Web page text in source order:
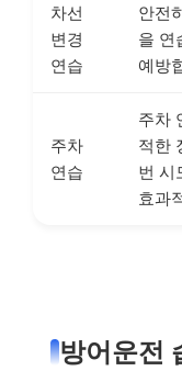
차선
변경
연습
안전
을 연
예방
주차
연습
주차
적한
번 시
효과
방어운전